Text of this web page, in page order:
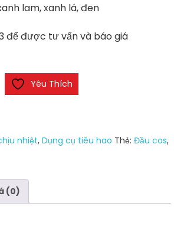
lam, xanh lá, đen
để được tư vấn và báo giá
Yêu Thích
nhiệt,Dụng cụ tiêu hao Thẻ:Đầu cos,
(0)